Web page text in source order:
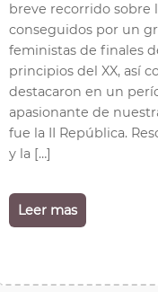
breve recorrido sobre
conseguidos por un
feministas de finales
principios del XX, así
destacaron en un
apasionante de
fue la II República.
y la […]
Leer mas